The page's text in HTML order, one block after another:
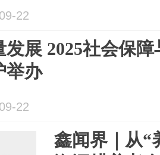
22
发展 2025社会保
举办
22
鑫闻界｜从“